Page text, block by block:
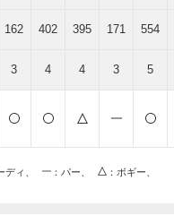
162 402 395 171 554
3 4 4 3 5
ディ、 ：パー、
：ボギー、